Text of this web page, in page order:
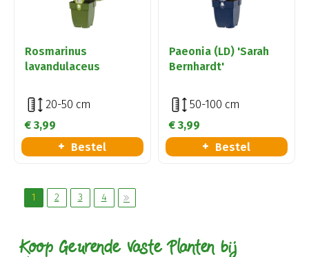
Rosmarinus
lavandulaceus
20-50 cm
€ 3,99
Bestel
Paeonia (LD) 'Sarah
Bernhardt'
50-100 cm
€ 3,99
Bestel
1 2 3 4
Koop Geurende Vaste Planten bij